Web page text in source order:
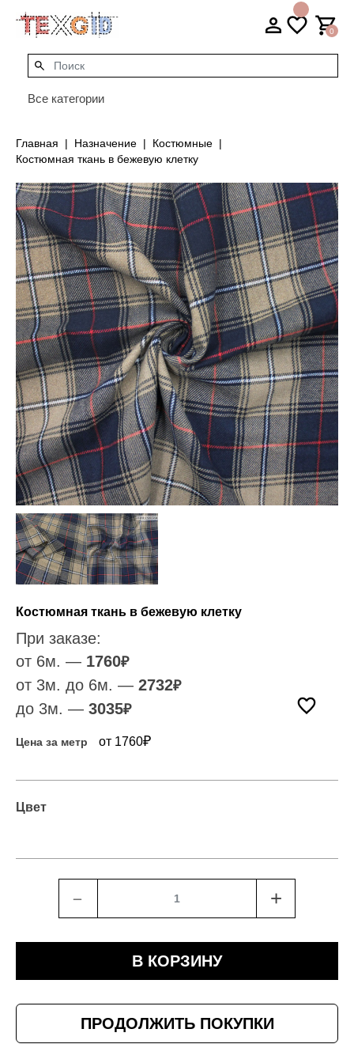
0
Все категории
Главная Назначение
Костюмные
Костюмная ткань в бежевую клетку
Костюмная ткань в бежевую клетку
При заказе:
от 6м. — 1760₽
от 3м. до 6м. — 2732₽
до 3м. — 3035₽
Цена за метр от 1760₽
Цвет
﹣ +
В КОРЗИНУ
ПРОДОЛЖИТЬ ПОКУПКИ